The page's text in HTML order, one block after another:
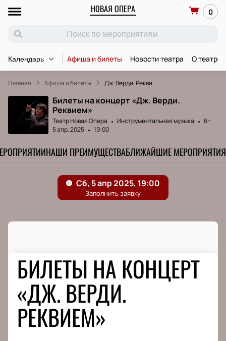
НОВАЯ ОПЕРА 0
Календарь Афиша и билеты Новости театра О театре
Главная Афиша и билеты Дж. Верди. Рекви...
Билеты на концерт «Дж. Верди.
Реквием»
Театр Новая Опера Инструментальная музыка
6+
5 апр. 2025
19:00
НАШИ ПРЕИМУЩЕСТВАБЛИЖАЙШИЕ МЕРОПРИЯТИЯ
БИЛЕТЫ НА КОНЦЕРТ
«ДЖ. ВЕРДИ.
РЕКВИЕМ»